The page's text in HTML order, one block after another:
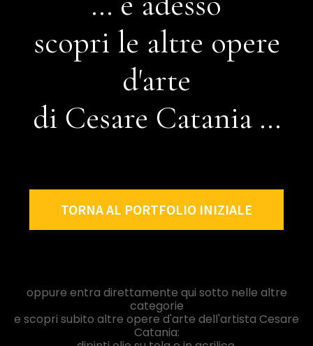
scopri le altre opere
d'arte
di Cesare Catania ...
TORNA AL PORTFOLIO INIZIALE
oppure entra direttamente qui sotto nelle altre
categorie
e scopri subito altre opere d'arte dell'artista Cesare
Catania: